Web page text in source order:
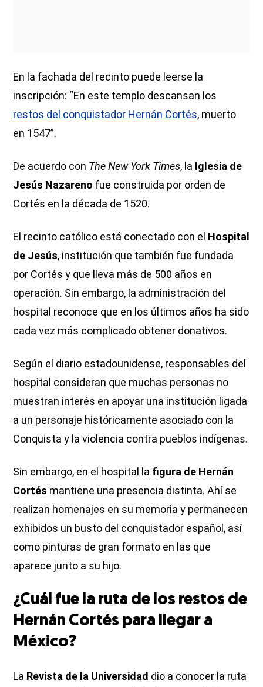
En la fachada del recinto puede leerse la
inscripción: “En este templo descansan los
restos del conquistador Hernán Cortés, muerto
en 1547”.
De acuerdo con The New York Times, la Iglesia de
Jesús Nazareno fue construida por orden de
Cortés en la década de 1520.
El recinto católico está conectado con el Hospital
de Jesús, institución que también fue fundada
por Cortés y que lleva más de 500 años en
operación. Sin embargo, la administración del
hospital reconoce que en los últimos años ha sido
cada vez más complicado obtener donativos.
Según el diario estadounidense, responsables del
hospital consideran que muchas personas no
muestran interés en apoyar una institución ligada
a un personaje históricamente asociado con la
Conquista y la violencia contra pueblos indígenas.
Sin embargo, en el hospital la figura de Hernán
Cortés mantiene una presencia distinta. Ahí se
realizan homenajes en su memoria y permanecen
exhibidos un busto del conquistador español, así
como pinturas de gran formato en las que
aparece junto a su hijo.
¿Cuál fue la ruta de los restos de
Hernán Cortés para llegar a
México?
La Revista de la Universidad dio a conocer la ruta